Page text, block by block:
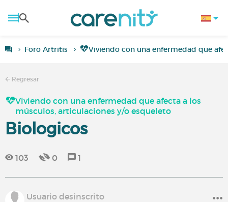
Foro Artritis Viviendo con una enfermedad que
Regresar
Viviendo con una enfermedad que afecta a los
músculos, articulaciones y/o esqueleto
Biologicos
103 0 1
Usuario desinscrito